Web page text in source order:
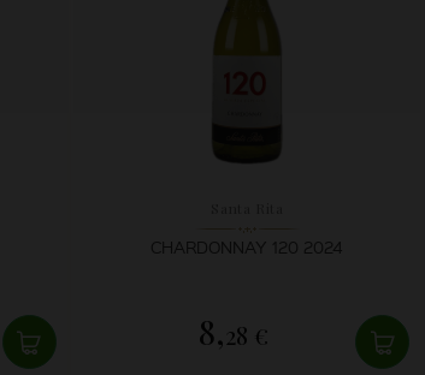
CHARDONNAY 120 2024
8,28 €